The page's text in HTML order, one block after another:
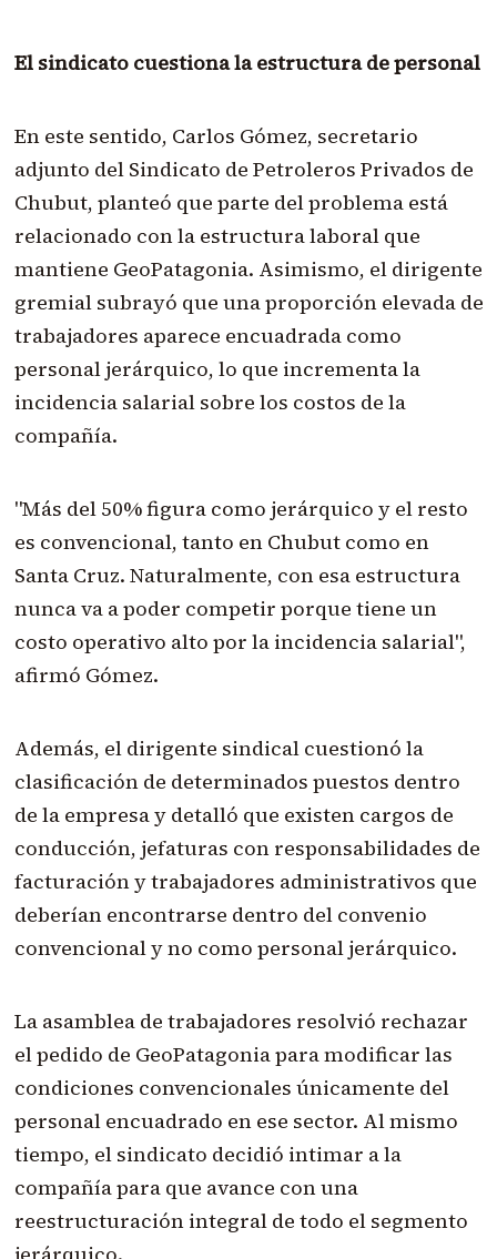
El sindicato cuestiona la estructura de personal
En este sentido, Carlos Gómez, secretario
adjunto del Sindicato de Petroleros Privados de
Chubut, planteó que parte del problema está
relacionado con la estructura laboral que
mantiene GeoPatagonia. Asimismo, el dirigente
gremial subrayó que una proporción elevada de
trabajadores aparece encuadrada como
personal jerárquico, lo que incrementa la
incidencia salarial sobre los costos de la
compañía.
"Más del 50% figura como jerárquico y el resto
es convencional, tanto en Chubut como en
Santa Cruz. Naturalmente, con esa estructura
nunca va a poder competir porque tiene un
costo operativo alto por la incidencia salarial",
afirmó Gómez.
Además, el dirigente sindical cuestionó la
clasificación de determinados puestos dentro
de la empresa y detalló que existen cargos de
conducción, jefaturas con responsabilidades de
facturación y trabajadores administrativos que
deberían encontrarse dentro del convenio
convencional y no como personal jerárquico.
La asamblea de trabajadores resolvió rechazar
el pedido de GeoPatagonia para modificar las
condiciones convencionales únicamente del
personal encuadrado en ese sector. Al mismo
tiempo, el sindicato decidió intimar a la
compañía para que avance con una
reestructuración integral de todo el segmento